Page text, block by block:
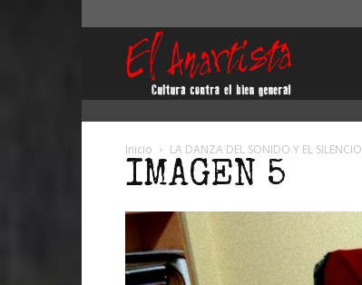
Inicio LA DANZA DEL SONIDO Y EL SILENCIO
IMAGEN 5